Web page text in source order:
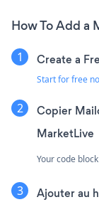
How To Add a
Create a
Start for free
Copier
MarketLive
Your code
Ajouter au